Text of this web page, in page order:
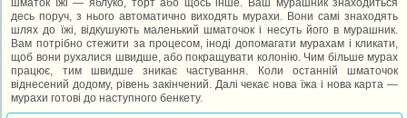
шматок їжі — яблуко, торт або щось інше. Ваш мурашник знаходиться
десь поруч, з нього автоматично виходять мурахи. Вони самі знаходять
шлях до їжі, відкушують маленький шматочок і несуть його в мурашник.
Вам потрібно стежити за процесом, іноді допомагати мурахам і кликати,
щоб вони рухалися швидше, або покращувати колонію. Чим більше мурах
працює, тим швидше зникає частування. Коли останній шматочок
віднесений додому, рівень закінчений. Далі чекає нова їжа і нова карта —
мурахи готові до наступного бенкету.